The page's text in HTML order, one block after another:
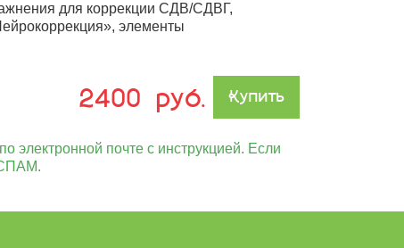
для коррекции СДВ/СДВГ,
элементы
2400 руб. Купить
электронной почте с инструкцией. Если
СПАМ.